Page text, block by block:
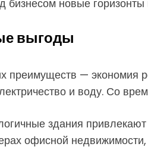
бизнесом новые
выгоды
преимуществ — экономия
и воду. Со
здания
офисной недвижимости,